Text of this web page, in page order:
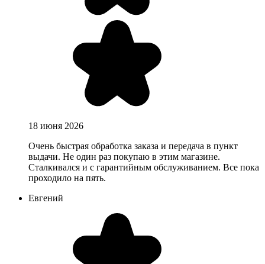
18 июня 2026
Очень быстрая обработка заказа и передача в пункт
выдачи. Не один раз покупаю в этим магазине.
Сталкивался и с гарантийным обслуживанием. Все пока
проходило на пять.
Евгений